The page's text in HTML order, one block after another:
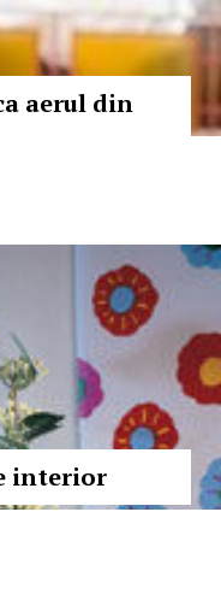
aerul din
interior